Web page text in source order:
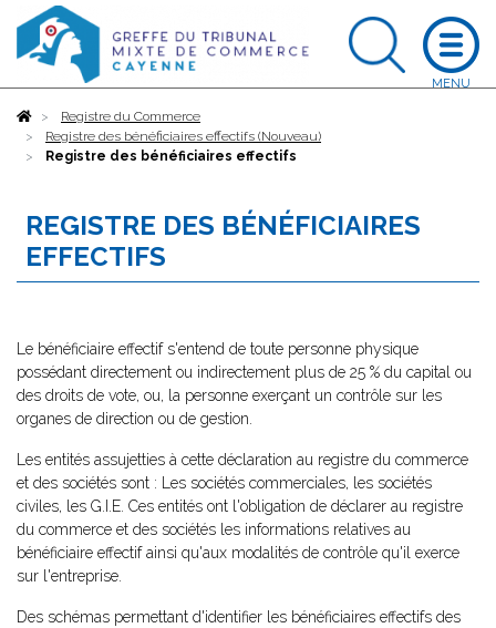
AccueilRegistre du Commerce
Registre des bénéficiaires effectifs (Nouveau)
Registre des bénéficiaires effectifs
REGISTRE DES BÉNÉFICIAIRES
EFFECTIFS
Le bénéficiaire effectif s'entend de toute personne physique
possédant directement ou indirectement plus de 25 % du capital ou
des droits de vote, ou, la personne exerçant un contrôle sur les
organes de direction ou de gestion.
Les entités assujetties à cette déclaration au registre du commerce
et des sociétés sont : Les sociétés commerciales, les sociétés
civiles, les G.I.E. Ces entités ont l'obligation de déclarer au registre
du commerce et des sociétés les informations relatives au
bénéficiaire effectif ainsi qu'aux modalités de contrôle qu'il exerce
sur l'entreprise.
Des schémas permettant d'identifier les bénéficiaires effectifs des